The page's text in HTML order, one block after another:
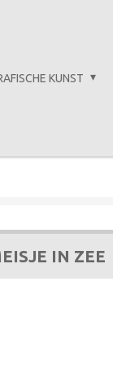
KUNST
IN ZEE